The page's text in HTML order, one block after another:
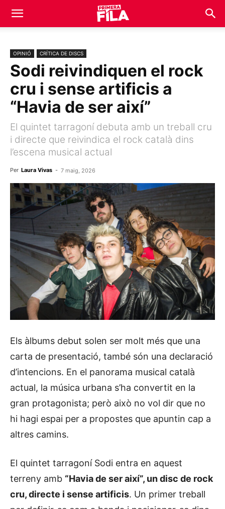
OPINIÓ CRÍTICA DE DISCS
Sodi reivindiquen el rock
cru i sense artificis a
“Havia de ser així”
El quintet tarragoní debuta amb un treball cru
i directe que reivindica el rock català dins
l’escena musical actual
Per Laura Vivas - 7 maig, 2026
Els àlbums debut solen ser molt més que una
carta de presentació, també són una declaració
d’intencions. En el panorama musical català
actual, la música urbana s’ha convertit en la
gran protagonista; però això no vol dir que no
hi hagi espai per a propostes que apuntin cap a
altres camins.
El quintet tarragoní Sodi entra en aquest
terreny amb “Havia de ser així”, un disc de rock
cru, directe i sense artificis. Un primer treball